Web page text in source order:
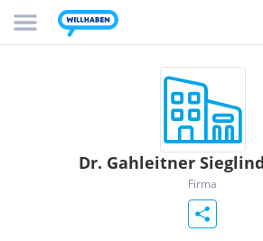
Dr. Gahleitner
Firma